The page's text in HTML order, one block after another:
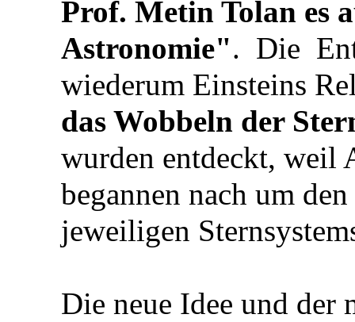
Prof. Metin Tolan es
Astronomie". Die
wiederum Einsteins
das Wobbeln der
wurden entdeckt, weil
begannen nach um
jeweiligen
Die neue Idee und der